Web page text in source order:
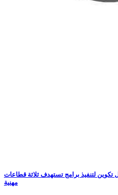
تكوين لتنفيذ برامج تستهدف ثلاثة قطاعات
مهنية